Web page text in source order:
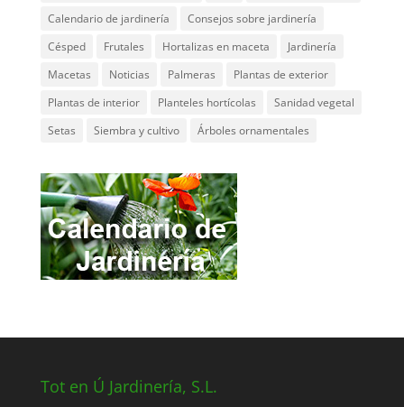
Calendario de jardinería
Consejos sobre jardinería
Césped
Frutales Hortalizas en maceta
Jardinería
Macetas
Noticias Palmeras
Plantas de exterior
Plantas de interior
Planteles hortícolas
Sanidad vegetal
Setas
Siembra y cultivo Árboles ornamentales
Tot en Ú Jardinería, S.L.